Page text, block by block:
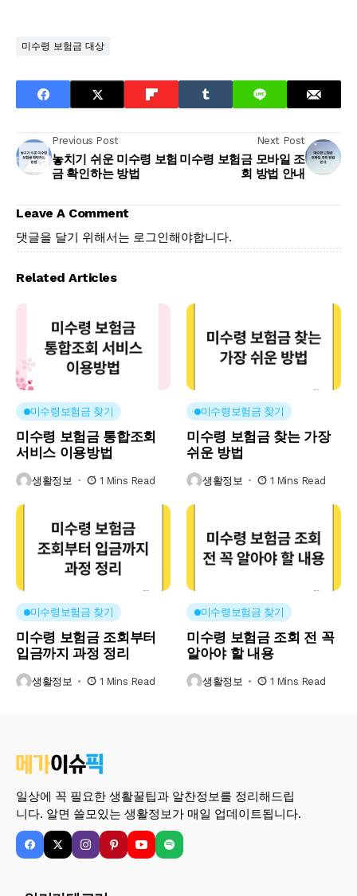
미수령 보험금 대상
Previous Post
놓치기 쉬운 미수령 보험
금 확인하는 방법
Next Post
미수령 보험금 모바일 조
회 방법 안내
Leave A Comment
댓글을 달기 위해서는 로그인해야합니다.
Related Articles
미수령보험금 찾기
미수령 보험금 통합조회
서비스 이용방법
생활정보 1 Mins Read
미수령보험금 찾기
미수령 보험금 찾는 가장
쉬운 방법
생활정보 1 Mins Read
미수령보험금 찾기
미수령 보험금 조회부터
입금까지 과정 정리
생활정보 1 Mins Read
미수령보험금 찾기
미수령 보험금 조회 전 꼭
알아야 할 내용
생활정보 1 Mins Read
일상에 꼭 필요한 생활꿀팁과 알찬정보를 정리해드립
니다. 알면 쓸모있는 생활정보가 매일 업데이트됩니다.